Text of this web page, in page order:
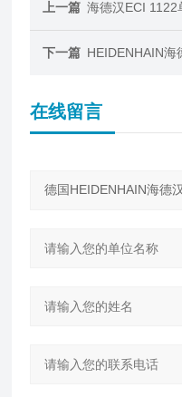
上一篇 海德汉ECI 1122
下一篇 HEIDENHAIN海
在线留言